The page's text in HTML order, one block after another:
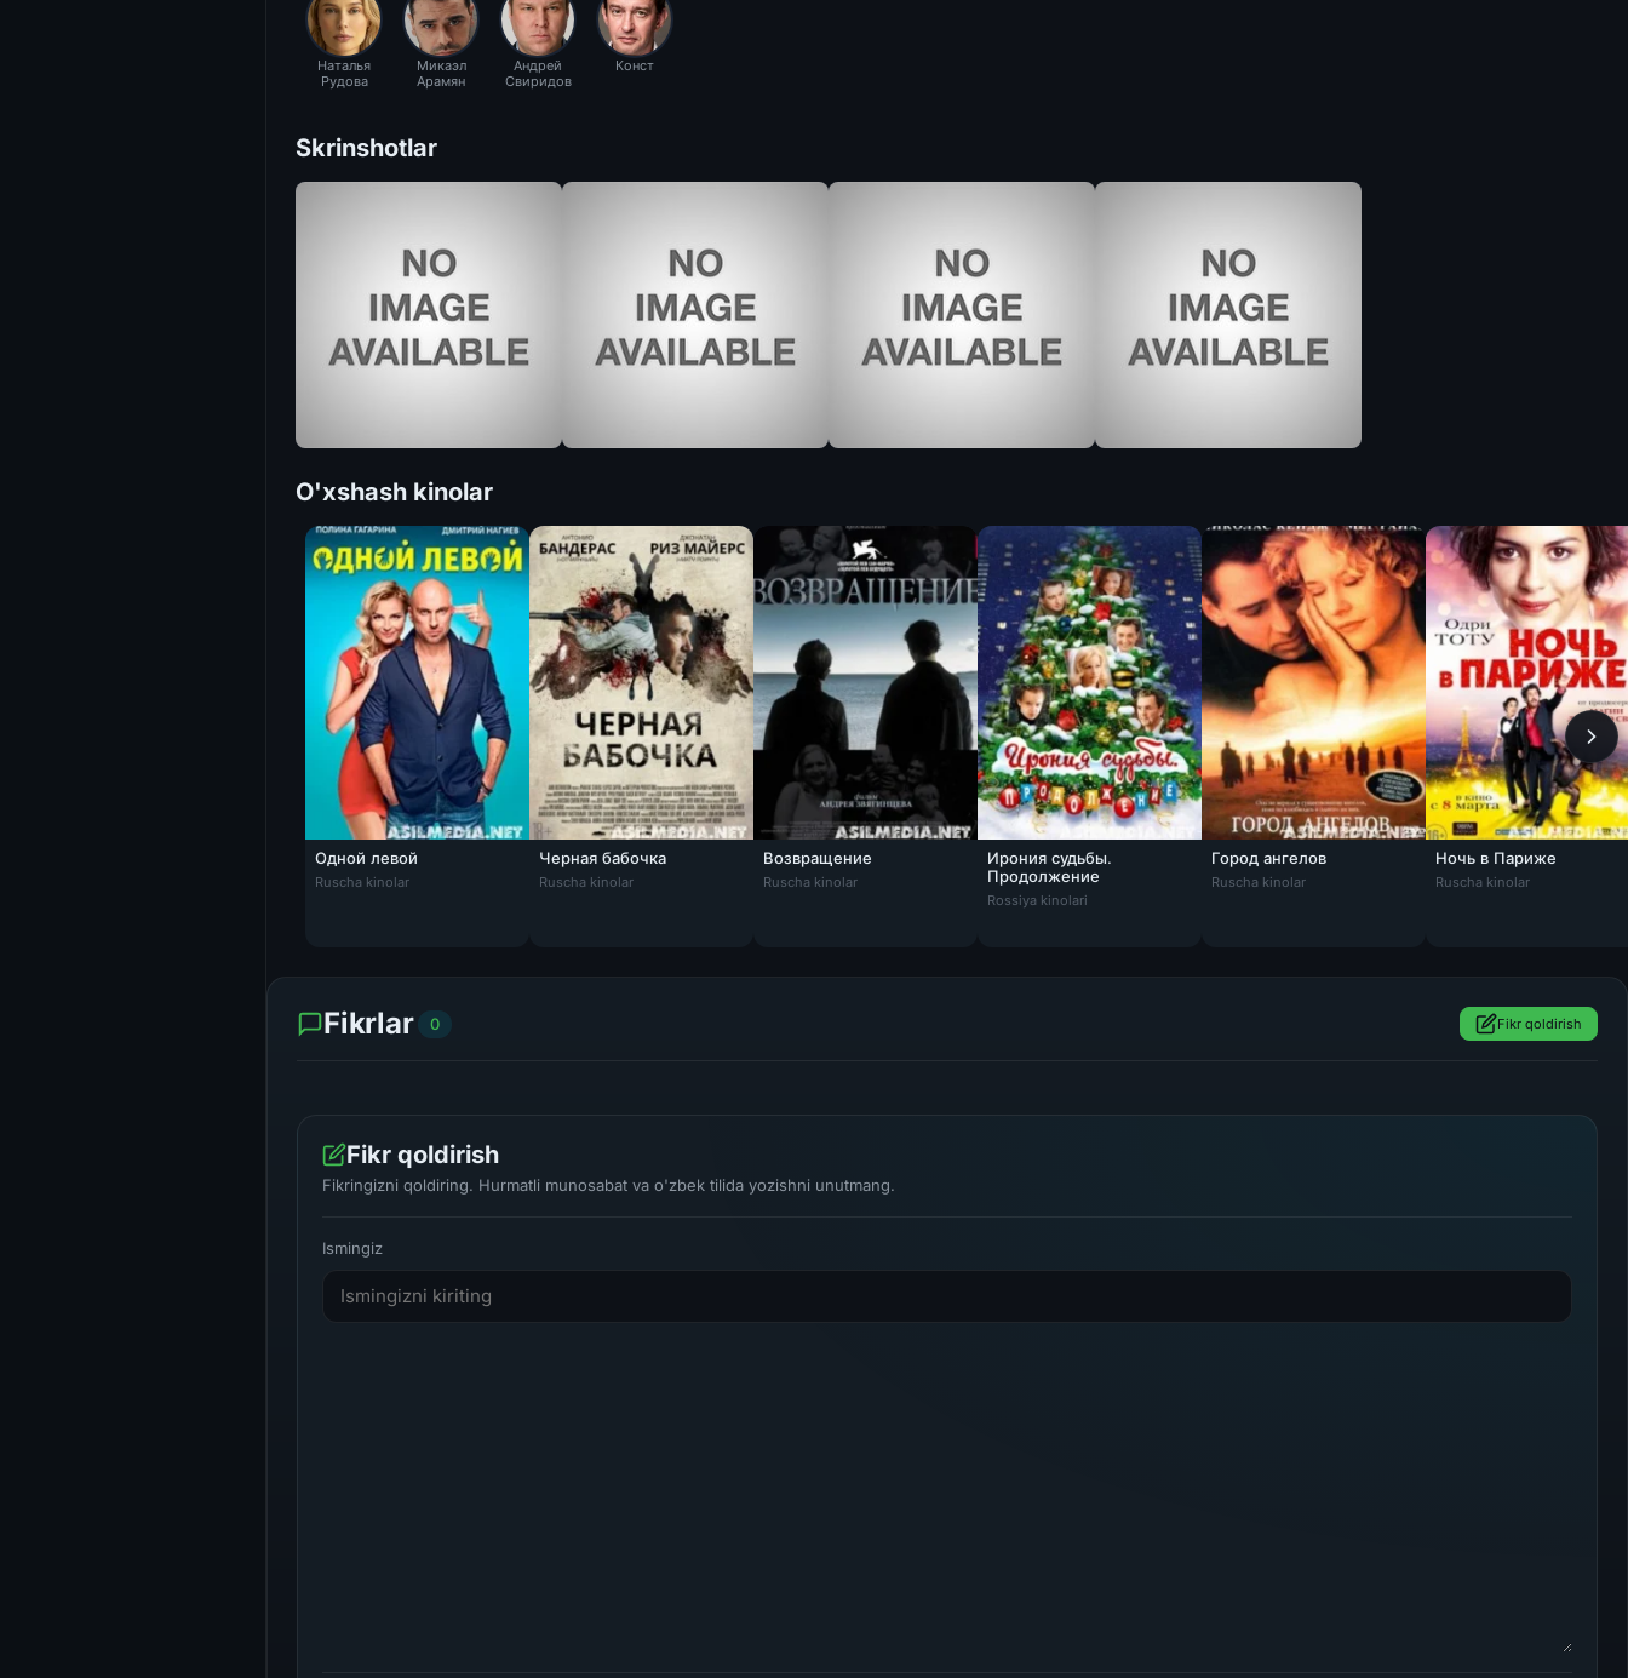
Наталья
Рудова
Микаэл
Арамян
Андрей
Свиридов
Конст
Skrinshotlar
O'xshash kinolar
Одной левой
Ruscha kinolar
Черная бабочка
Ruscha kinolar
Возвращение
Ruscha kinolar
Ирония судьбы.
Продолжение
Rossiya kinolari
Город ангелов
Ruscha kinolar
Ночь в Париже
Ruscha kinolar
Fikrlar 0 Fikr qoldirish
Fikr qoldirish
Fikringizni qoldiring. Hurmatli munosabat va o'zbek tilida yozishni unutmang.
Ismingiz